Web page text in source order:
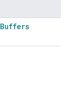
Buffers